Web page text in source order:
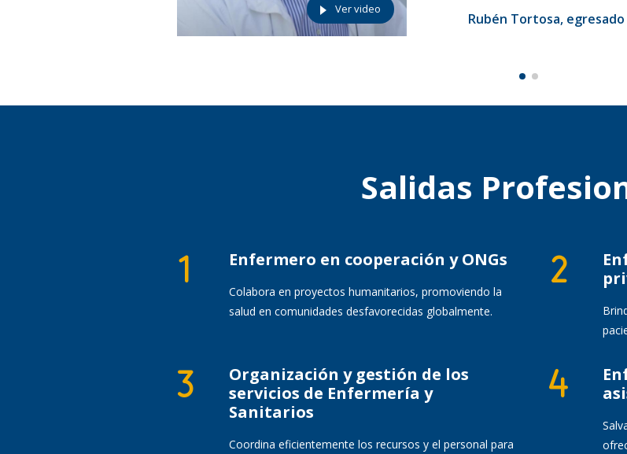
Ver video
Rubén Tortosa,
Salidas
Enfermero en cooperación y ONGs
Colabora en proyectos humanitarios, promoviendo la
salud en comunidades desfavorecidas globalmente.
Organización y gestión de los
servicios de Enfermería y
Sanitarios
Coordina eficientemente los recursos y el personal para